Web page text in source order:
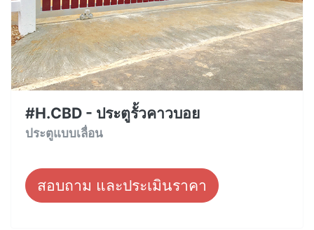
#H.CBD - ประตูรั้วคาวบอย
ประตูแบบเลื่อน
สอบถาม และประเมินราคา